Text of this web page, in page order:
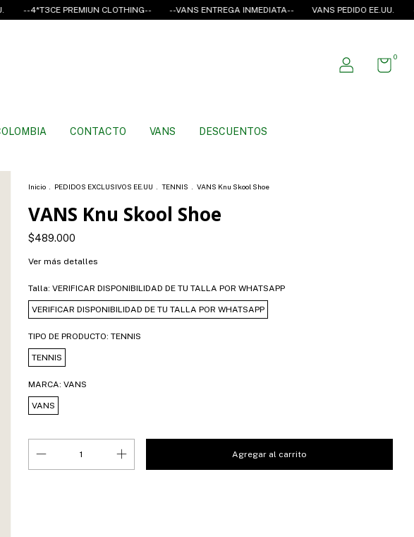
PREMIUN CLOTHING-- --VANS ENTREGA INMEDIATA-- VANS PEDIDO EE.UU. --4*T3CE
0
CONTACTO VANS DESCUENTOS
Inicio PEDIDOS EXCLUSIVOS EE.UU TENNIS VANS Knu Skool Shoe
VANS Knu Skool Shoe
$489.000
Ver más detalles
Talla: VERIFICAR DISPONIBILIDAD DE TU TALLA POR WHATSAPP
VERIFICAR DISPONIBILIDAD DE TU TALLA POR WHATSAPP
TIPO DE PRODUCTO: TENNIS
TENNIS
MARCA: VANS
VANS